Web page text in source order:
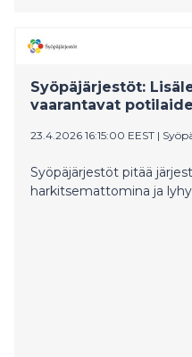
Syöpäjärjestöt:
vaarantavat
23.4.2026 16:15:00 EEST |
Syöpäjärjestöt pitää
harkitsemattomina ja